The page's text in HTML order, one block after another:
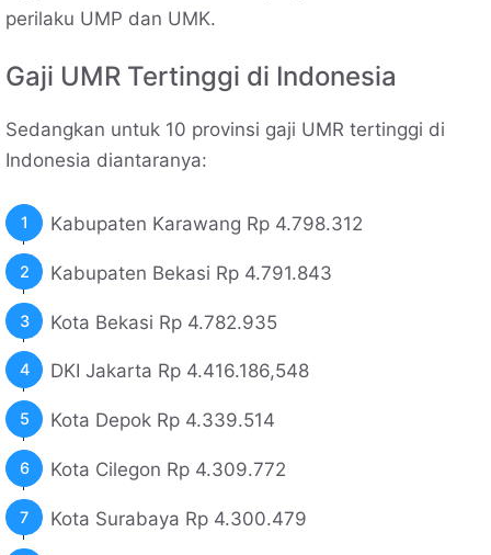
perilaku UMP dan UMK.
Gaji UMR Tertinggi di Indonesia
Sedangkan untuk 10 provinsi gaji UMR tertinggi di
Indonesia diantaranya:
Kabupaten Karawang Rp 4.798.312
Kabupaten Bekasi Rp 4.791.843
Kota Bekasi Rp 4.782.935
DKI Jakarta Rp 4.416.186,548
Kota Depok Rp 4.339.514
Kota Cilegon Rp 4.309.772
Kota Surabaya Rp 4.300.479